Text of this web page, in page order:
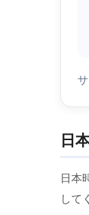
日
日本
して